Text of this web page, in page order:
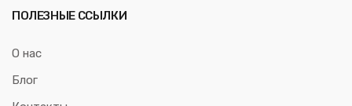
ПОЛЕЗНЫЕ ССЫЛКИ
О нас
Блог